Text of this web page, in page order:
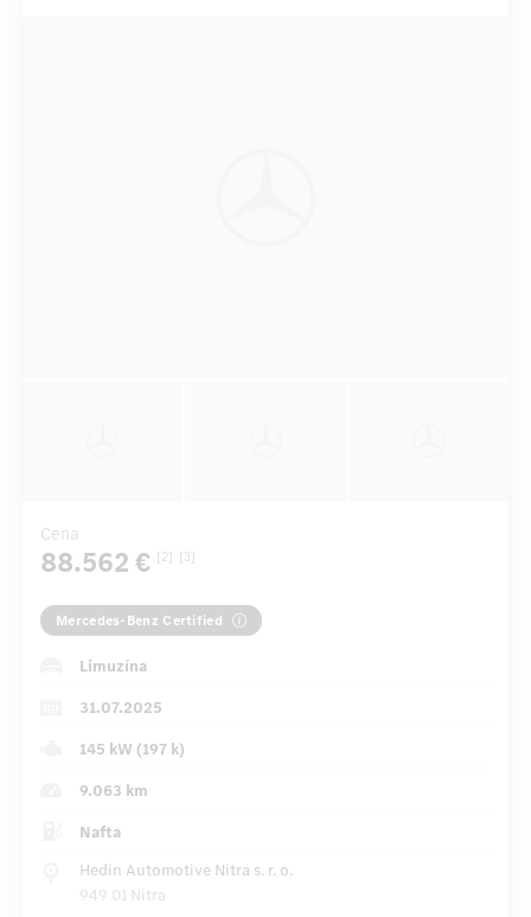
Cena
88.562 € [2] [3]
Mercedes-Benz Certified
Limuzína
31.07.2025
145 kW (197 k)
9.063 km
Nafta
Hedin Automotive Nitra s. r. o.
949 01 Nitra